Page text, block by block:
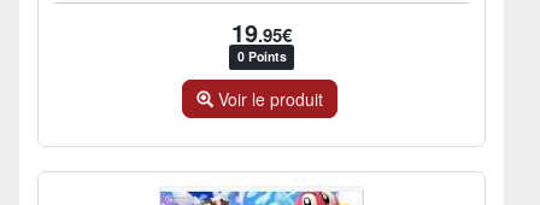
19.95€
0 Points
Voir le produit